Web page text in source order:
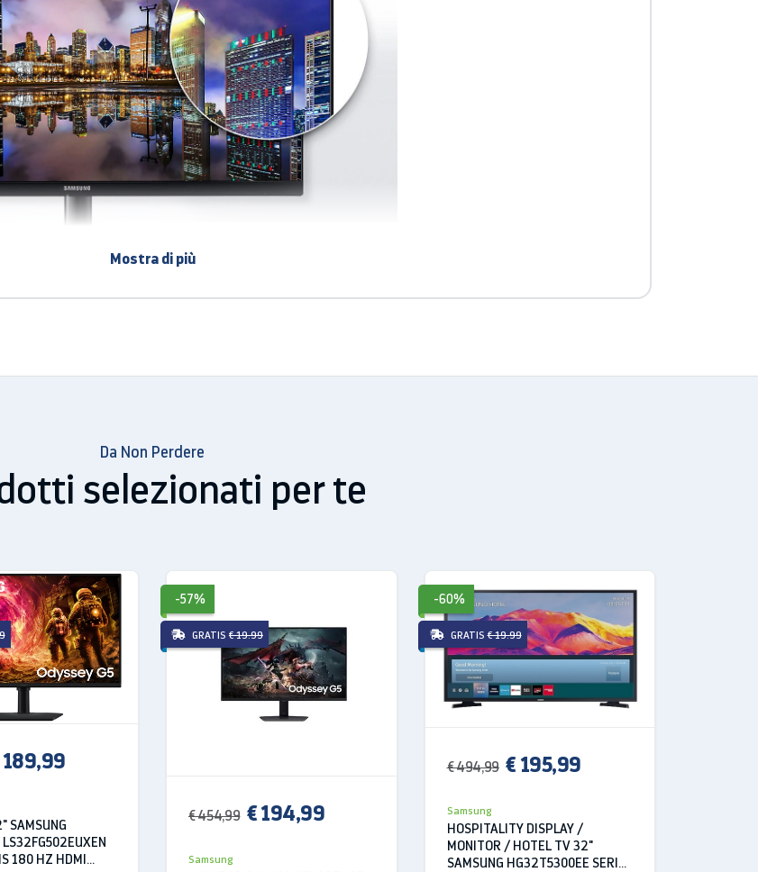
e ricche di dettagli, ma mette a disposizione anche uno spazio di lavoro
soluzione per la connettività
Mostra di più
Da Non Perdere
selezionati per te
SAMSUNG
LS32FG502EUXEN
180 HZ HDMI
-57%
GRATIS € 19.99
€ 454,99 € 194,99
Samsung
-60%
GRATIS € 19.99
€ 494,99 € 195,99
Samsung
HOSPITALITY DISPLAY /
MONITOR / HOTEL TV 32"
SAMSUNG HG32T5300EE SERIE